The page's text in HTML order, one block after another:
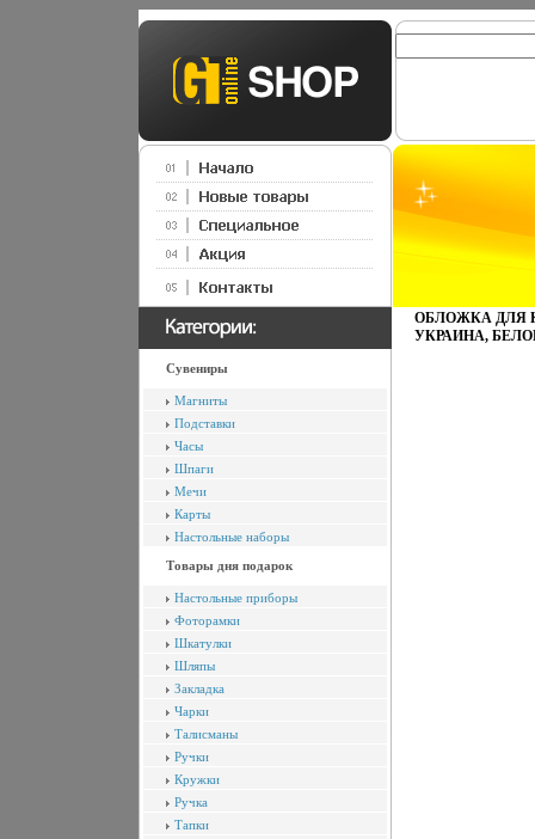
Сувениры
Магниты
Подставки
Часы
Шпаги
Мечи
Карты
Настольные наборы
Товары дня подарок
Настольные приборы
Фоторамки
Шкатулки
Шляпы
Закладка
Чарки
Талисманы
Ручки
Кружки
Ручка
Тапки
ОБЛОЖКА ДЛЯ
УКРАИНА,